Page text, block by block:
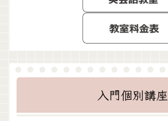
入門個別講座